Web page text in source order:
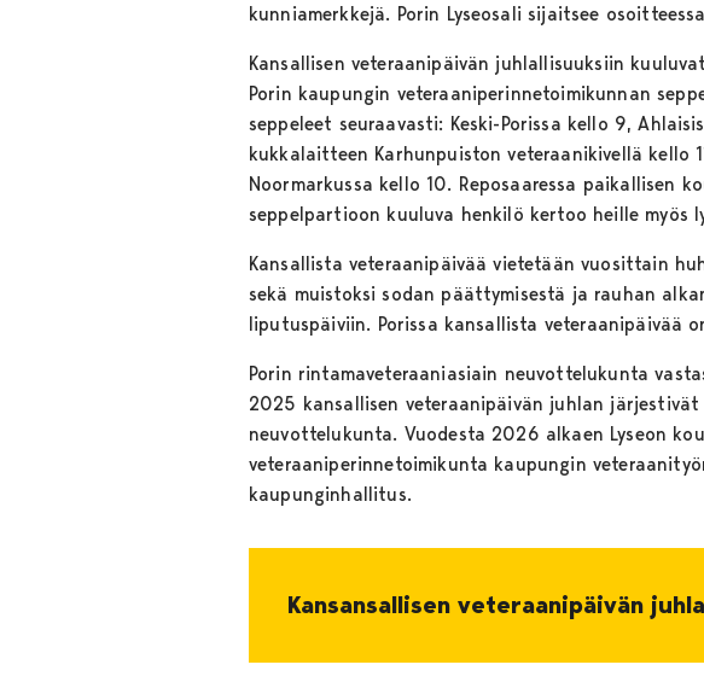
kunniamerkkejä. Porin Lyseosali sijaitsee
Kansallisen veteraanipäivän juhlallisuuksiin
Porin kaupungin veteraaniperinnetoimikunnan
seppeleet seuraavasti: Keski-Porissa kello 9,
kukkalaitteen Karhunpuiston veteraanikivellä kello
Noormarkussa kello 10. Reposaaressa paikallisen
seppelpartioon kuuluva henkilö kertoo heille myös
Kansallista veteraanipäivää vietetään vuosittain
sekä muistoksi sodan päättymisestä ja rauhan
liputuspäiviin. Porissa kansallista veteraanipäivää
Porin rintamaveteraaniasiain neuvottelukunta
2025 kansallisen veteraanipäivän juhlan
neuvottelukunta. Vuodesta 2026 alkaen Lyseon
veteraaniperinnetoimikunta kaupungin
kaupunginhallitus.
Kansansallisen veteraanipäivän